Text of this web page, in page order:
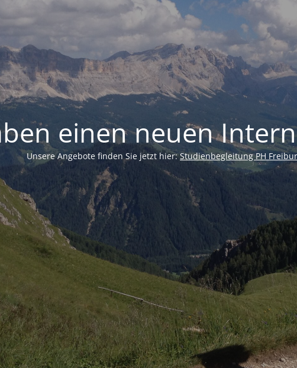
einen neuen
Unsere Angebote finden Sie jetzt hier:Studienbegleitung PH